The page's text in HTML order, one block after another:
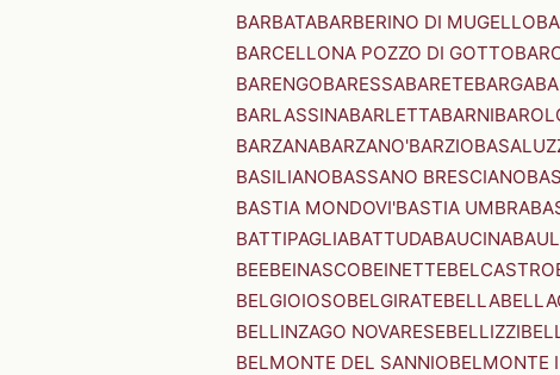
BARBATABARBERINO DI MUGELLO
BARCELLONA POZZO DI GOTTO
BARENGOBARESSABARETEBARGA
BARLASSINABARLETTABARNI
BARZANABARZANO'BARZIO
BASILIANOBASSANO BRESCIANO
BASTIA MONDOVI'BASTIA UMBRA
BATTIPAGLIABATTUDABAUCINA
BEEBEINASCOBEINETTEBELCASTRO
BELGIOIOSOBELGIRATEBELLA
BELLINZAGO NOVARESEBELLIZZI
BELMONTE DEL SANNIOBELMONTE